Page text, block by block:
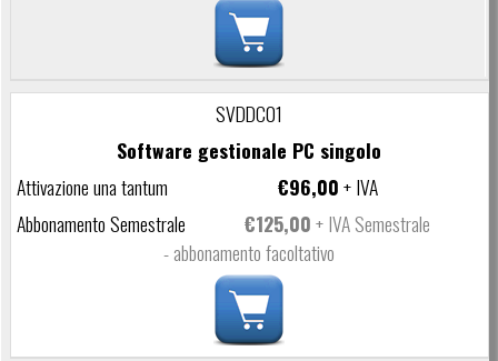
SVDDC01
Software gestionale PC singolo
€96,00+ IVA
€125,00+ IVA Semestrale
- abbonamento facoltativo